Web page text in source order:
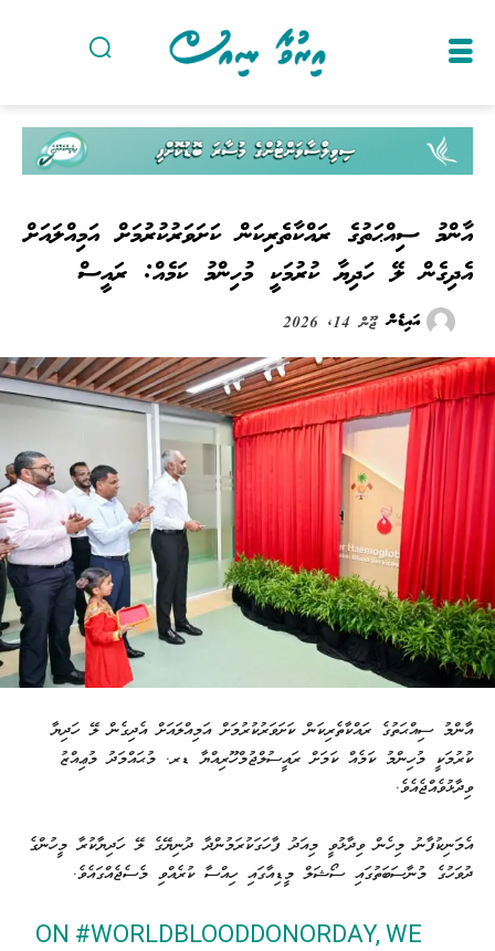
އާންމު ސިއްޙަތުގެ ރައްކާތެރިކަން ކަށަވަރުކުރުމަށް އަމިއްލައަށް
އެދިގެން ލޭ ހަދިޔާ ކުރުމަކީ މުހިންމު ކަމެއް: ރައީސް
އައިޑެން ޖޫން 14, 2026
އާންމު ސިއްޙަތުގެ ރައްކާތެރިކަން ކަށަވަރުކުރުމަށް އަމިއްލައަށް އެދިގެން ލޭ ހަދިޔާ
ކުރުމަކީ މުހިންމު ކަމެއް ކަމަށް ރައީސުލްޖުމްހޫރިއްޔާ ޑރ. މުޙައްމަދު މުޢިއްޒު
ވިދާޅުވެއްޖެއެވެ.
އެމަނިކުފާނު މިހެން ވިދާޅުވީ މިއަދު ފާހަގަކުރަމުންދާ ދުނިޔޭގެ ލޭ ހަދިޔާކުރާ މީހުންގެ
ދުވަހުގެ މުނާސަބަތުގައި ސޯޝަލް މީޑިއާގައި ހިއްސާ ކުރެއްވި މެސެޖެއްގައެވެ.
ON #WORLDBLOODDONORDAY, WE